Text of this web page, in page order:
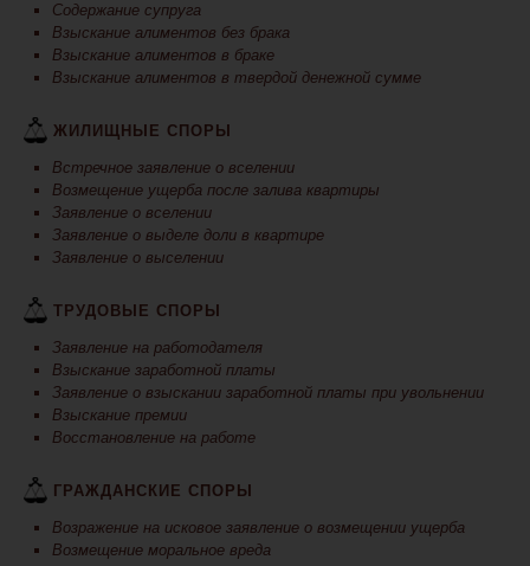
Содержание супруга
Взыскание алиментов без брака
Взыскание алиментов в браке
Взыскание алиментов в твердой денежной сумме
ЖИЛИЩНЫЕ СПОРЫ
Встречное заявление о вселении
Возмещение ущерба после залива квартиры
Заявление о вселении
Заявление о выделе доли в квартире
Заявление о выселении
ТРУДОВЫЕ СПОРЫ
Заявление на работодателя
Взыскание заработной платы
Заявление о взыскании заработной платы при увольнении
Взыскание премии
Восстановление на работе
ГРАЖДАНСКИЕ СПОРЫ
Возражение на исковое заявление о возмещении ущерба
Возмещение моральное вреда